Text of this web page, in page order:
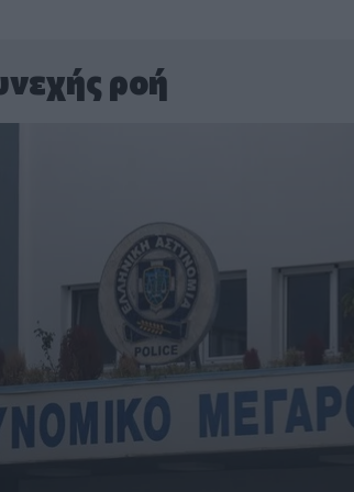
ροή